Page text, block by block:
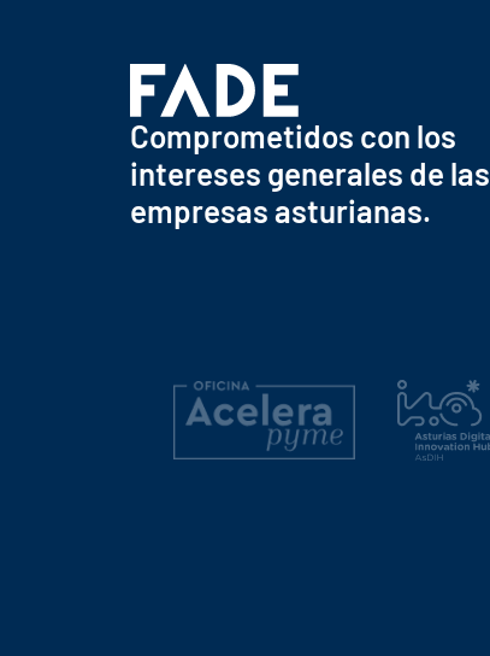
Comprometidos con los
intereses generales de las
empresas asturianas.